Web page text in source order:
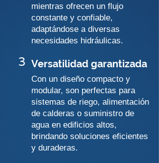
mientras ofrecen un flujo
constante y confiable,
adaptándose a diversas
necesidades hidráulicas.
3 Versatilidad garantizada
Con un diseño compacto y
modular, son perfectas para
sistemas de riego, alimentación
de calderas o suministro de
agua en edificios altos,
brindando soluciones eficientes
y duraderas.